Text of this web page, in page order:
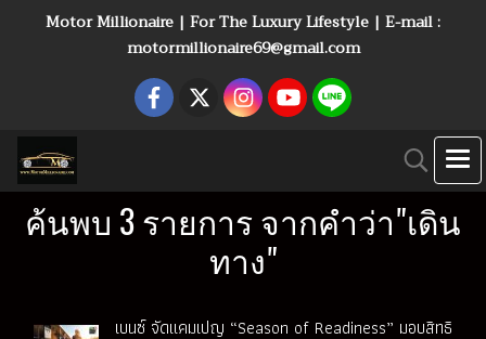
Motor Millionaire | For The Luxury Lifestyle | E-mail :
motormillionaire69@gmail.com
ค้นพบ 3 รายการ จากคำว่า"เดิน
ทาง"
เบนซ์ จัดแคมเปญ “Season of Readiness” มอบสิทธิ